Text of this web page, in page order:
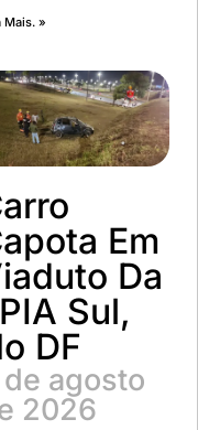
Mais. »
Em
Da
Sul,
DF
agosto
2026